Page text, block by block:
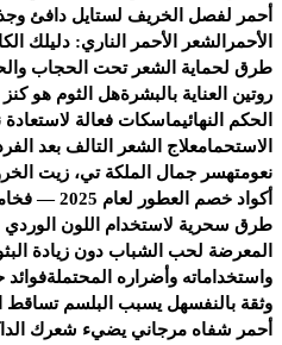
أحمر لفصل الخريف لستايل دافئ
الأحمر الشعر الأحمر الناري: دليلك
طرق لحماية الشعر تحت الحجاب
روتين العناية بالبشرةهل الثوم هو
الحكم النهائيماسكات فعالة
الاستحمامعلاج الشعر التالف بعد
نعومتهسر جمال الملكة تي، زيت
أكواد خصم العطور لعام 2025 — فخامة برائحة التوفير
طرق سحرية لاستخدام اللون الوردي
المعرضة لحب الشباب دون زيادة
واستخداماته وأضراره المحتملة
وثقة بالنفسهل يسبب البلسم تساقط
أحمر شفاه مرجاني يضيء شعرك